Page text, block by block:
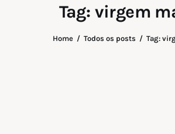
Tag: virgem
Home Todos os posts Tag: